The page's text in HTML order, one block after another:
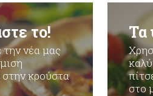
το!
νέα μας
κρούστα
Τα
στο